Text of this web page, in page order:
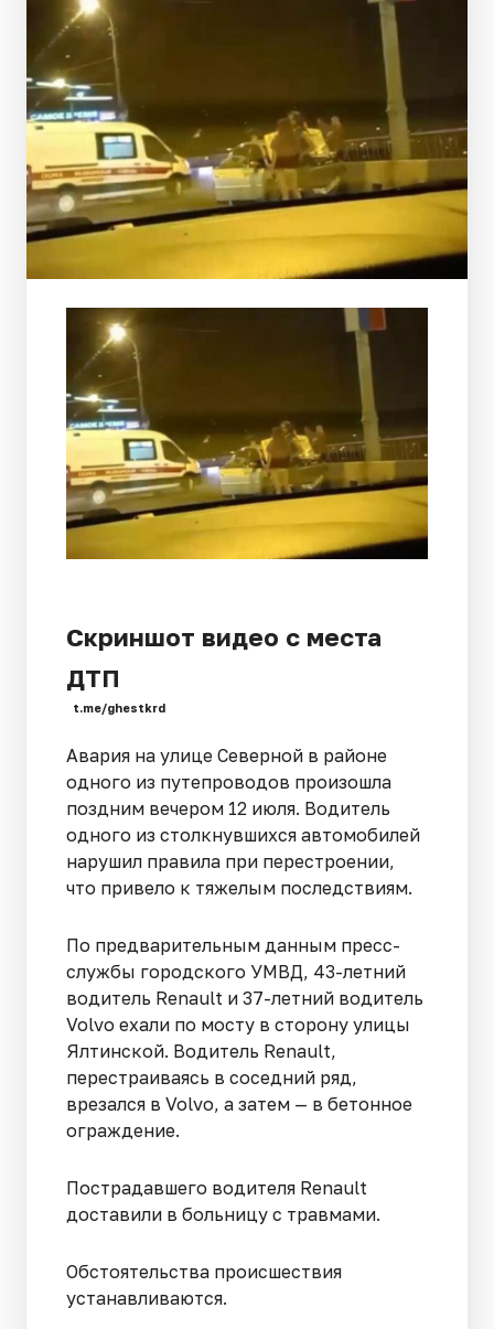
Скриншот видео с места
ДТП
t.me/ghestkrd
Авария на улице Северной в районе
одного из путепроводов произошла
поздним вечером 12 июля. Водитель
одного из столкнувшихся автомобилей
нарушил правила при перестроении,
что привело к тяжелым последствиям.
По предварительным данным пресс-
службы городского УМВД, 43-летний
водитель Renault и 37-летний водитель
Volvo ехали по мосту в сторону улицы
Ялтинской. Водитель Renault,
перестраиваясь в соседний ряд,
врезался в Volvo, а затем — в бетонное
ограждение.
Пострадавшего водителя Renault
доставили в больницу с травмами.
Обстоятельства происшествия
устанавливаются.